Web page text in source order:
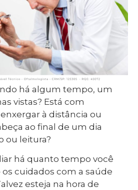
há algum tempo, um
vistas? Está com
à distância ou
ao final de um dia
ou leitura?
há quanto tempo você
cuidados com a saúde
esteja na hora de